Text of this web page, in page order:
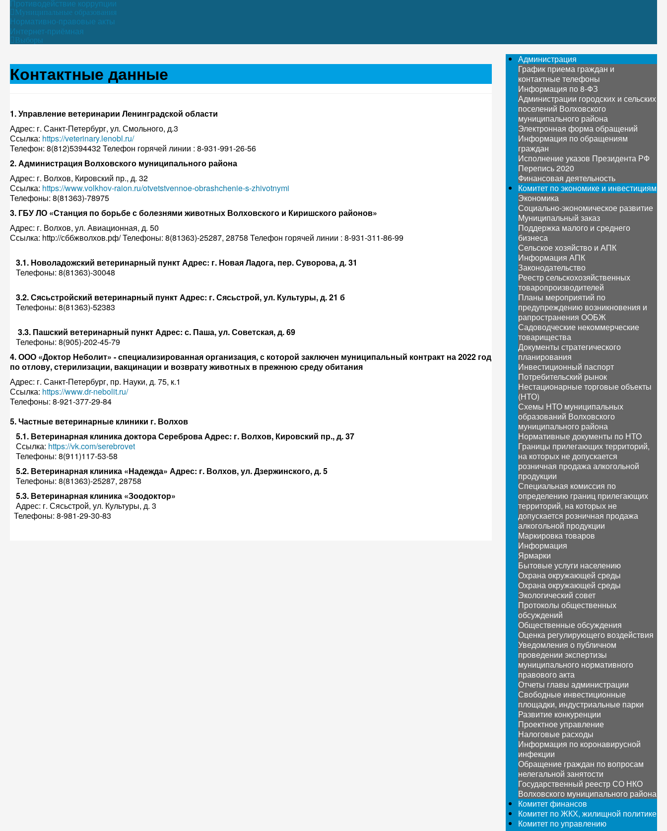
Противодействие коррупции
Муниципальные образования
Нормативно-правовые акты
Интернет-приёмная
Выборы
Контактные данные
1. Управление ветеринарии Ленинградской области
Адрес: г. Санкт-Петербург, ул. Смольного, д.3
Ссылка: https://veterinary.lenobl.ru/
Телефон: 8(812)5394432 Телефон горячей линии : 8-931-991-26-56
2. Администрация Волховского муниципального района
Адрес: г. Волхов, Кировский пр., д. 32
Ссылка: https://www.volkhov-raion.ru/otvetstvennoe-obrashchenie-s-zhivotnymi
Телефоны: 8(81363)-78975
3. ГБУ ЛО «Станция по борьбе с болезнями животных Волховского и Киришского районов»
Адрес: г. Волхов, ул. Авиационная, д. 50
Ссылка: http://сббжволхов.рф/ Телефоны: 8(81363)-25287, 28758 Телефон горячей линии : 8-931-311-86-99
3.1. Новоладожский ветеринарный пункт Адрес: г. Новая Ладога, пер. Суворова, д. 31
Телефоны: 8(81363)-30048
3.2. Сясьстройский ветеринарный пункт Адрес: г. Сясьстрой, ул. Культуры, д. 21 б
Телефоны: 8(81363)-52383
3.3. Пашский ветеринарный пункт Адрес: с. Паша, ул. Советская, д. 69
Телефоны: 8(905)-202-45-79
4. ООО «Доктор Неболит» - специализированная организация, с которой заключен муниципальный контракт на 2022 год
по отлову, стерилизации, вакцинации и возврату животных в прежнюю среду обитания
Адрес: г. Санкт-Петербург, пр. Науки, д. 75, к.1
Ссылка: https://www.dr-nebolit.ru/
Телефоны: 8-921-377-29-84
5. Частные ветеринарные клиники г. Волхов
5.1. Ветеринарная клиника доктора Сереброва Адрес: г. Волхов, Кировский пр., д. 37
Ссылка: https://vk.com/serebrovet
Телефоны: 8(911)117-53-58
5.2. Ветеринарная клиника «Надежда» Адрес: г. Волхов, ул. Дзержинского, д. 5
Телефоны: 8(81363)-25287, 28758
5.3. Ветеринарная клиника «Зоодоктор»
Адрес: г. Сясьстрой, ул. Культуры, д. 3
Телефоны: 8-981-29-30-83
Администрация
График приема граждан и
контактные телефоны
Информация по 8-ФЗ
Администрации городских и сельских
поселений Волховского
муниципального района
Электронная форма обращений
Информация по обращениям
граждан
Исполнение указов Президента РФ
Перепись 2020
Финансовая деятельность
Комитет по экономике и инвестициям
Экономика
Социально-экономическое развитие
Муниципальный заказ
Поддержка малого и среднего
бизнеса
Сельское хозяйство и АПК
Информация АПК
Законодательство
Реестр сельскохозяйственных
товаропроизводителей
Планы мероприятий по
предупреждению возникновения и
рапространения ООБЖ
Садоводческие некоммерческие
товарищества
Документы стратегического
планирования
Инвестиционный паспорт
Потребительский рынок
Нестационарные торговые объекты
(НТО)
Схемы НТО муниципальных
образований Волховского
муниципального района
Нормативные документы по НТО
Границы прилегающих территорий,
на которых не допускается
розничная продажа алкогольной
продукции
Специальная комиссия по
определению границ прилегающих
территорий, на которых не
допускается розничная продажа
алкогольной продукции
Маркировка товаров
Информация
Ярмарки
Бытовые услуги населению
Охрана окружающей среды
Охрана окружающей среды
Экологический совет
Протоколы общественных
обсуждений
Общественные обсуждения
Оценка регулирующего воздействия
Уведомления о публичном
проведении экспертизы
муниципального нормативного
правового акта
Отчеты главы администрации
Свободные инвестиционные
площадки, индустриальные парки
Развитие конкуренции
Проектное управление
Налоговые расходы
Информация по коронавирусной
инфекции
Обращение граждан по вопросам
нелегальной занятости
Государственный реестр СО НКО
Волховского муниципального района
Комитет финансов
Комитет по ЖКХ, жилищной политике
Комитет по управлению